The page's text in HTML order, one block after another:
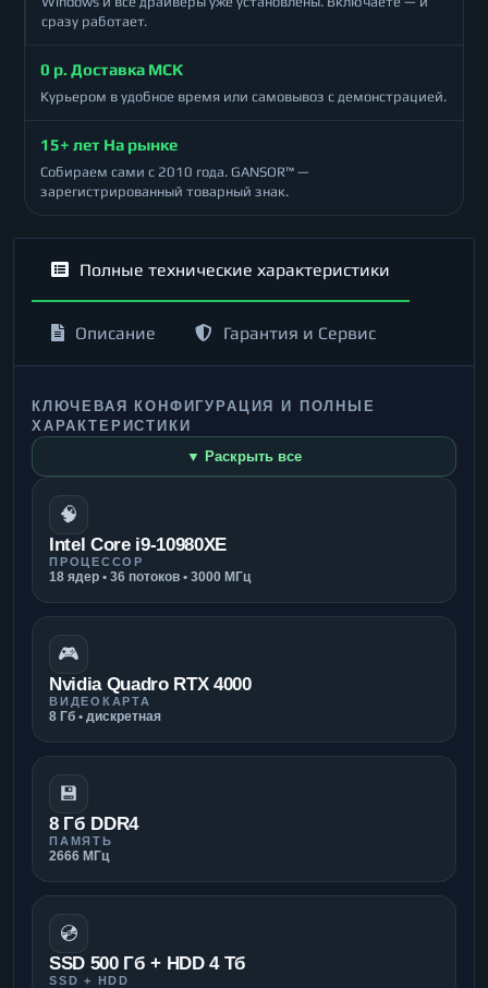
сразу работает.
0 р. Доставка МСК
Курьером в удобное время или самовывоз с демонстрацией.
15+ лет На рынке
Собираем сами с 2010 года. GANSOR™ —
зарегистрированный товарный знак.
Полные технические характеристики
Описание Гарантия и Сервис
КЛЮЧЕВАЯ КОНФИГУРАЦИЯ И ПОЛНЫЕ
ХАРАКТЕРИСТИКИ
▼ Раскрыть все
🧠
Intel Core i9-10980XE
ПРОЦЕССОР
18 ядер • 36 потоков • 3000 МГц
🎮
Nvidia Quadro RTX 4000
ВИДЕОКАРТА
8 Гб • дискретная
💾
8 Гб DDR4
ПАМЯТЬ
2666 МГц
💿
SSD 500 Гб + HDD 4 Тб
SSD + HDD